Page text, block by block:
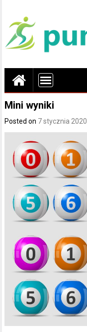
Mini wyniki
Posted on 7 stycznia 2020